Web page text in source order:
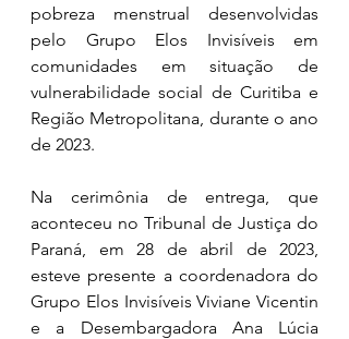
pobreza menstrual desenvolvidas
pelo Grupo Elos Invisíveis em
comunidades em situação de
vulnerabilidade social de Curitiba e
Região Metropolitana, durante o ano
de 2023.
Na cerimônia de entrega, que
aconteceu no Tribunal de Justiça do
Paraná, em 28 de abril de 2023,
esteve presente a coordenadora do
Grupo Elos Invisíveis Viviane Vicentin
e a Desembargadora Ana Lúcia